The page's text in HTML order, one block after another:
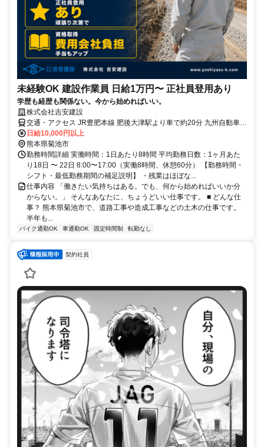
未経験OK 建設作業員 日給1万円〜 正社員登用あり
学歴も経歴も関係ない。今から始めればいい。
株式会社吉安建設
交通・アクセス JR豊肥本線 肥後大津駅より車で約20分 九州自動車道
植木ICより車で約15分
日給10,000円以上
熊本県菊池市
勤務時間詳細 実働時間：1日あたり8時間 平均勤務日数：1ヶ月あた
り18日 〜 22日 8:00〜17:00（実働8時間、休憩60分） 【勤務時間・
シフト・最低勤務期間の補足説明】 ・残業はほぼな...
仕事内容 「働きたい気持ちはある。でも、何から始めればいいか分
からない。」 そんなあなたに、ちょうどいい仕事です。 ■ どんな仕
事？ 熊本県菊池市で、道路工事や造成工事などの土木の仕事です。
半年も...
バイク通勤OK 車通勤OK 固定時間制 転勤なし
契約社員